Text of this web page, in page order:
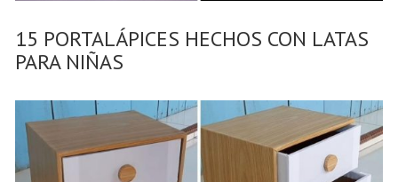
15 PORTALÁPICES HECHOS CON LATAS
PARA NIÑAS